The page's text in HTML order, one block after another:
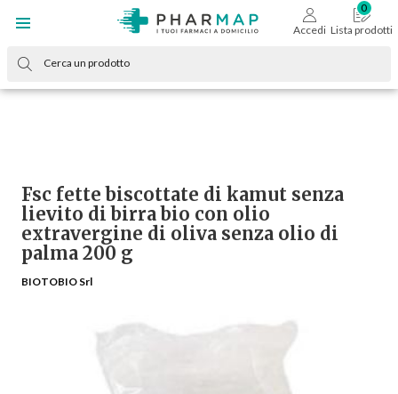
Accedi Lista prodotti
Fsc fette biscottate di kamut senza
lievito di birra bio con olio
extravergine di oliva senza olio di
palma 200 g
BIOTOBIO Srl